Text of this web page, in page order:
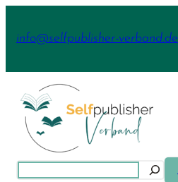
Inhalt
info@selfpublisher-verband.de